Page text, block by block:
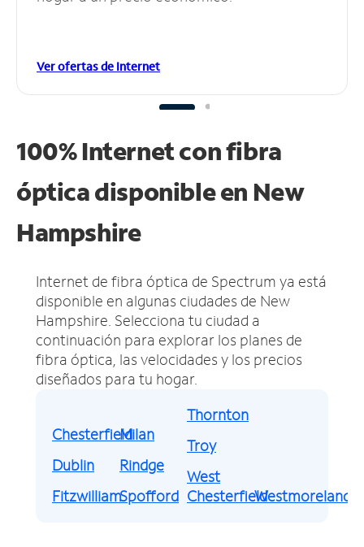
Ver ofertas de Internet
100% Internet con fibra
óptica disponible en New
Hampshire
Internet de fibra óptica de Spectrum ya está
disponible en algunas ciudades de New
Hampshire. Selecciona tu ciudad a
continuación para explorar los planes de
fibra óptica, las velocidades y los precios
diseñados para tu hogar.
Chesterfield
Dublin
Fitzwilliam
Milan
Rindge
Spofford
Thornton
Troy
West
ChesterfieldWestmoreland